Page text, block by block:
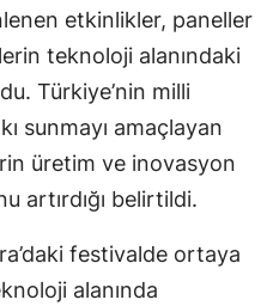
etkinlikler, paneller
teknoloji alanındaki
Türkiye’nin milli
sunmayı amaçlayan
üretim ve inovasyon
artırdığı belirtildi.
festivalde ortaya
alanında